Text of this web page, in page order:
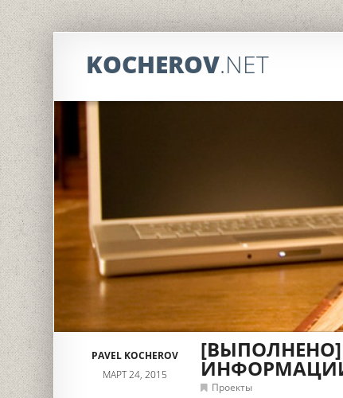
KOCHEROV.NET
PAVEL KOCHEROV
МАРТ 24, 2015
[ВЫПОЛНЕНО]
ИНФОРМАЦИИ
Проекты